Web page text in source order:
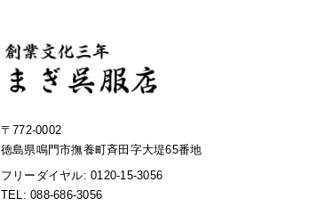
〒772-0002
徳島県鳴門市撫養町斉田字大堤65番地
フリーダイヤル: 0120-15-3056
TEL: 088-686-3056